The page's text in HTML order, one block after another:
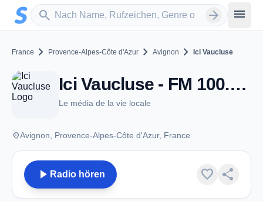
Zum Hauptinhalt springen
search
Sender suchen arrow_forward menu
France chevron_right Provence-Alpes-Côte d'Azur chevron_right Avignon chevron_right Ici Vaucluse
Ici Vaucluse - FM 100.4 - Avignon
Le média de la vie locale
placeAvignon, Provence-Alpes-Côte d'Azur, France
play_arrow Radio hören favorite share